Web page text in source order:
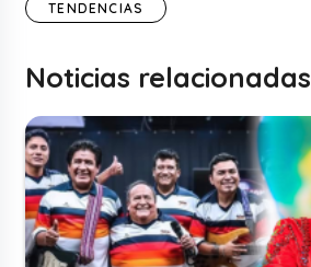
TENDENCIAS
Noticias relacionadas